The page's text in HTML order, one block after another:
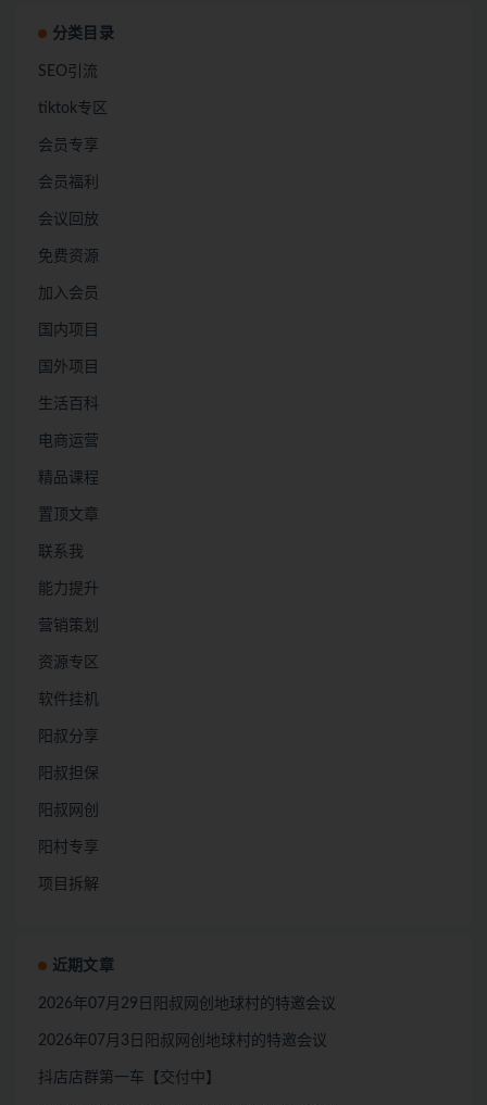
分类目录
SEO引流
tiktok专区
会员专享
会员福利
会议回放
免费资源
加入会员
国内项目
国外项目
生活百科
电商运营
精品课程
置顶文章
联系我
能力提升
营销策划
资源专区
软件挂机
阳叔分享
阳叔担保
阳叔网创
阳村专享
项目拆解
近期文章
2026年07月29日阳叔网创地球村的特邀会议
2026年07月3日阳叔网创地球村的特邀会议
抖店店群第一车【交付中】